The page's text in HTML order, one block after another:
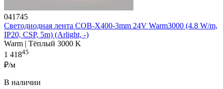
041745
Светодиодная лента COB-X400-3mm 24V Warm3000 (4.8 W/m,
IP20, CSP, 5m) (Arlight, -)
Warm | Тёплый 3000 K
1 41845
₽/м
В наличии